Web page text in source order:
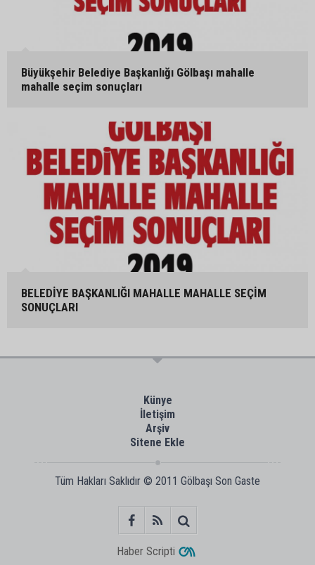
Büyükşehir Belediye Başkanlığı Gölbaşı mahalle
mahalle seçim sonuçları
BELEDİYE BAŞKANLIĞI MAHALLE MAHALLE SEÇİM
SONUÇLARI
Künye
İletişim
Arşiv
Sitene Ekle
Tüm Hakları Saklıdır © 2011 Gölbaşı Son Gaste
Haber Scripti